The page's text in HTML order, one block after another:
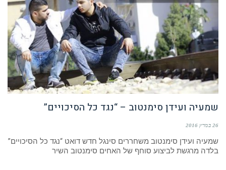
שמעיה ועידן סימנטוב – “נגד כל הסיכויים”
26 במרץ 2016
שמעיה ועידן סימנטוב משחררים סינגל חדש דואט “נגד כל הסיכויים”
בלדה מרגשת לביצוע סוחף של האחים סימנטוב השיר